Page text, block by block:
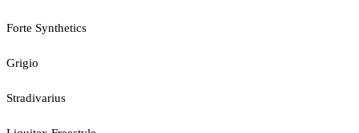
Forte Synthetics
Grigio
Stradivarius